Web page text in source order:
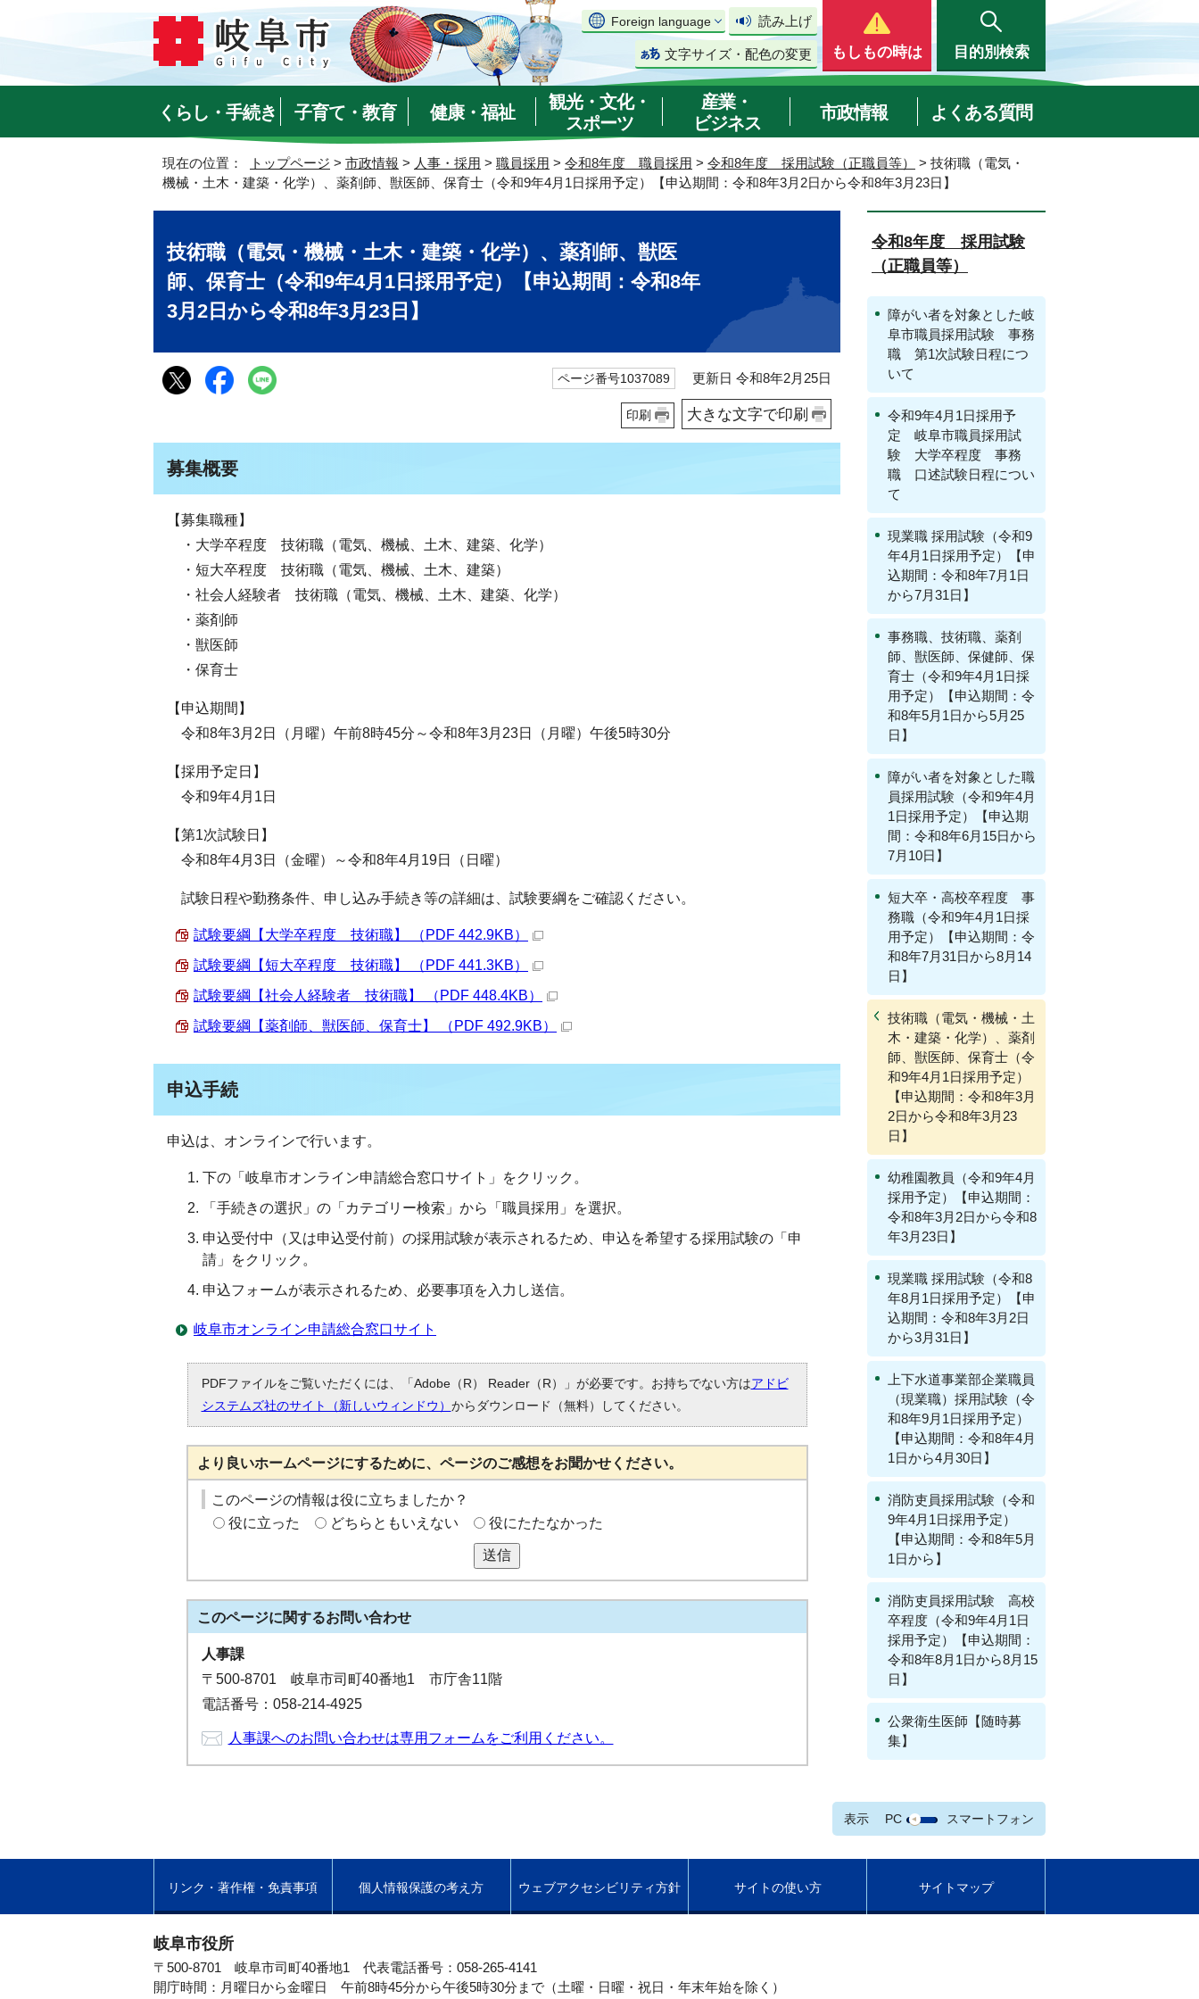
Foreign language 読み上げ
文字サイズ・配色の変更 もしもの時は 目的別検索
くらし・手続き 子育て・教育 健康・福祉
観光・文化・
スポーツ
産業・
ビジネス
市政情報 よくある質問
現在の位置： トップページ > 市政情報 > 人事・採用 > 職員採用 > 令和8年度 職員採用 > 令和8年度 採用試験（正職員等）
> 技術職（電気・
機械・土木・建築・化学）、薬剤師、獣医師、保育士（令和9年4月1日採用予定）【申込期間：令和8年3月2日から令和8年3月23日】
技術職（電気・機械・土木・建築・化学）、薬剤師、獣医
師、保育士（令和9年4月1日採用予定）【申込期間：令和8年
3月2日から令和8年3月23日】
ページ番号1037089 更新日 令和8年2月25日
印刷 大きな文字で印刷
募集概要
【募集職種】
・大学卒程度 技術職（電気、機械、土木、建築、化学）
・短大卒程度 技術職（電気、機械、土木、建築）
・社会人経験者 技術職（電気、機械、土木、建築、化学）
・薬剤師
・獣医師
・保育士
【申込期間】
令和8年3月2日（月曜）午前8時45分～令和8年3月23日（月曜）午後5時30分
【採用予定日】
令和9年4月1日
【第1次試験日】
令和8年4月3日（金曜）～令和8年4月19日（日曜）
試験日程や勤務条件、申し込み手続き等の詳細は、試験要綱をご確認ください。
試験要綱【大学卒程度 技術職】 （PDF 442.9KB）
試験要綱【短大卒程度 技術職】 （PDF 441.3KB）
試験要綱【社会人経験者 技術職】 （PDF 448.4KB）
試験要綱【薬剤師、獣医師、保育士】 （PDF 492.9KB）
申込手続
申込は、オンラインで行います。
下の「岐阜市オンライン申請総合窓口サイト」をクリック。
「手続きの選択」の「カテゴリー検索」から「職員採用」を選択。
申込受付中（又は申込受付前）の採用試験が表示されるため、申込を希望する採用試験の「申
請」をクリック。
申込フォームが表示されるため、必要事項を入力し送信。
岐阜市オンライン申請総合窓口サイト
PDFファイルをご覧いただくには、「Adobe（R） Reader（R）」が必要です。お持ちでない方はアドビ
システムズ社のサイト（新しいウィンドウ） からダウンロード（無料）してください。
より良いホームページにするために、ページのご感想をお聞かせください。
このページの情報は役に立ちましたか？
役に立った
どちらともいえない 役にたたなかった
送信
このページに関するお問い合わせ
人事課
〒500-8701 岐阜市司町40番地1 市庁舎11階
電話番号：058-214-4925
人事課へのお問い合わせは専用フォームをご利用ください。
令和8年度 採用試験
（正職員等）
障がい者を対象とした岐
阜市職員採用試験 事務
職 第1次試験日程につ
いて
令和9年4月1日採用予
定 岐阜市職員採用試
験 大学卒程度 事務
職 口述試験日程につい
て
現業職 採用試験（令和9
年4月1日採用予定）【申
込期間：令和8年7月1日
から7月31日】
事務職、技術職、薬剤
師、獣医師、保健師、保
育士（令和9年4月1日採
用予定）【申込期間：令
和8年5月1日から5月25
日】
障がい者を対象とした職
員採用試験（令和9年4月
1日採用予定）【申込期
間：令和8年6月15日から
7月10日】
短大卒・高校卒程度 事
務職（令和9年4月1日採
用予定）【申込期間：令
和8年7月31日から8月14
日】
技術職（電気・機械・土
木・建築・化学）、薬剤
師、獣医師、保育士（令
和9年4月1日採用予定）
【申込期間：令和8年3月
2日から令和8年3月23
日】
幼稚園教員（令和9年4月
採用予定）【申込期間：
令和8年3月2日から令和8
年3月23日】
現業職 採用試験（令和8
年8月1日採用予定）【申
込期間：令和8年3月2日
から3月31日】
上下水道事業部企業職員
（現業職）採用試験（令
和8年9月1日採用予定）
【申込期間：令和8年4月
1日から4月30日】
消防吏員採用試験（令和
9年4月1日採用予定）
【申込期間：令和8年5月
1日から】
消防吏員採用試験 高校
卒程度（令和9年4月1日
採用予定）【申込期間：
令和8年8月1日から8月15
日】
公衆衛生医師【随時募
集】
表示 PC スマートフォン
リンク・著作権・免責事項 個人情報保護の考え方 ウェブアクセシビリティ方針 サイトの使い方 サイトマップ
岐阜市役所
〒500-8701 岐阜市司町40番地1 代表電話番号：058-265-4141
開庁時間：月曜日から金曜日 午前8時45分から午後5時30分まで（土曜・日曜・祝日・年末年始を除く）